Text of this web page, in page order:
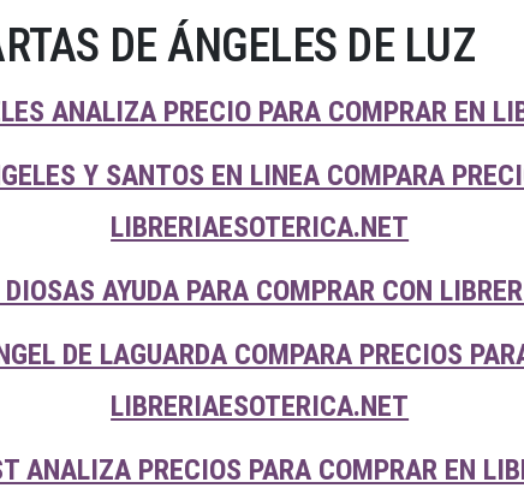
DE ÁNGELES DE LUZ
ANALIZA PRECIO PARA COMPRAR EN
Y SANTOS EN LINEA COMPARA
LIBRERIAESOTERICA.NET
AYUDA PARA COMPRAR CON
DE LAGUARDA COMPARA PRECIOS
LIBRERIAESOTERICA.NET
ANALIZA PRECIOS PARA COMPRAR EN